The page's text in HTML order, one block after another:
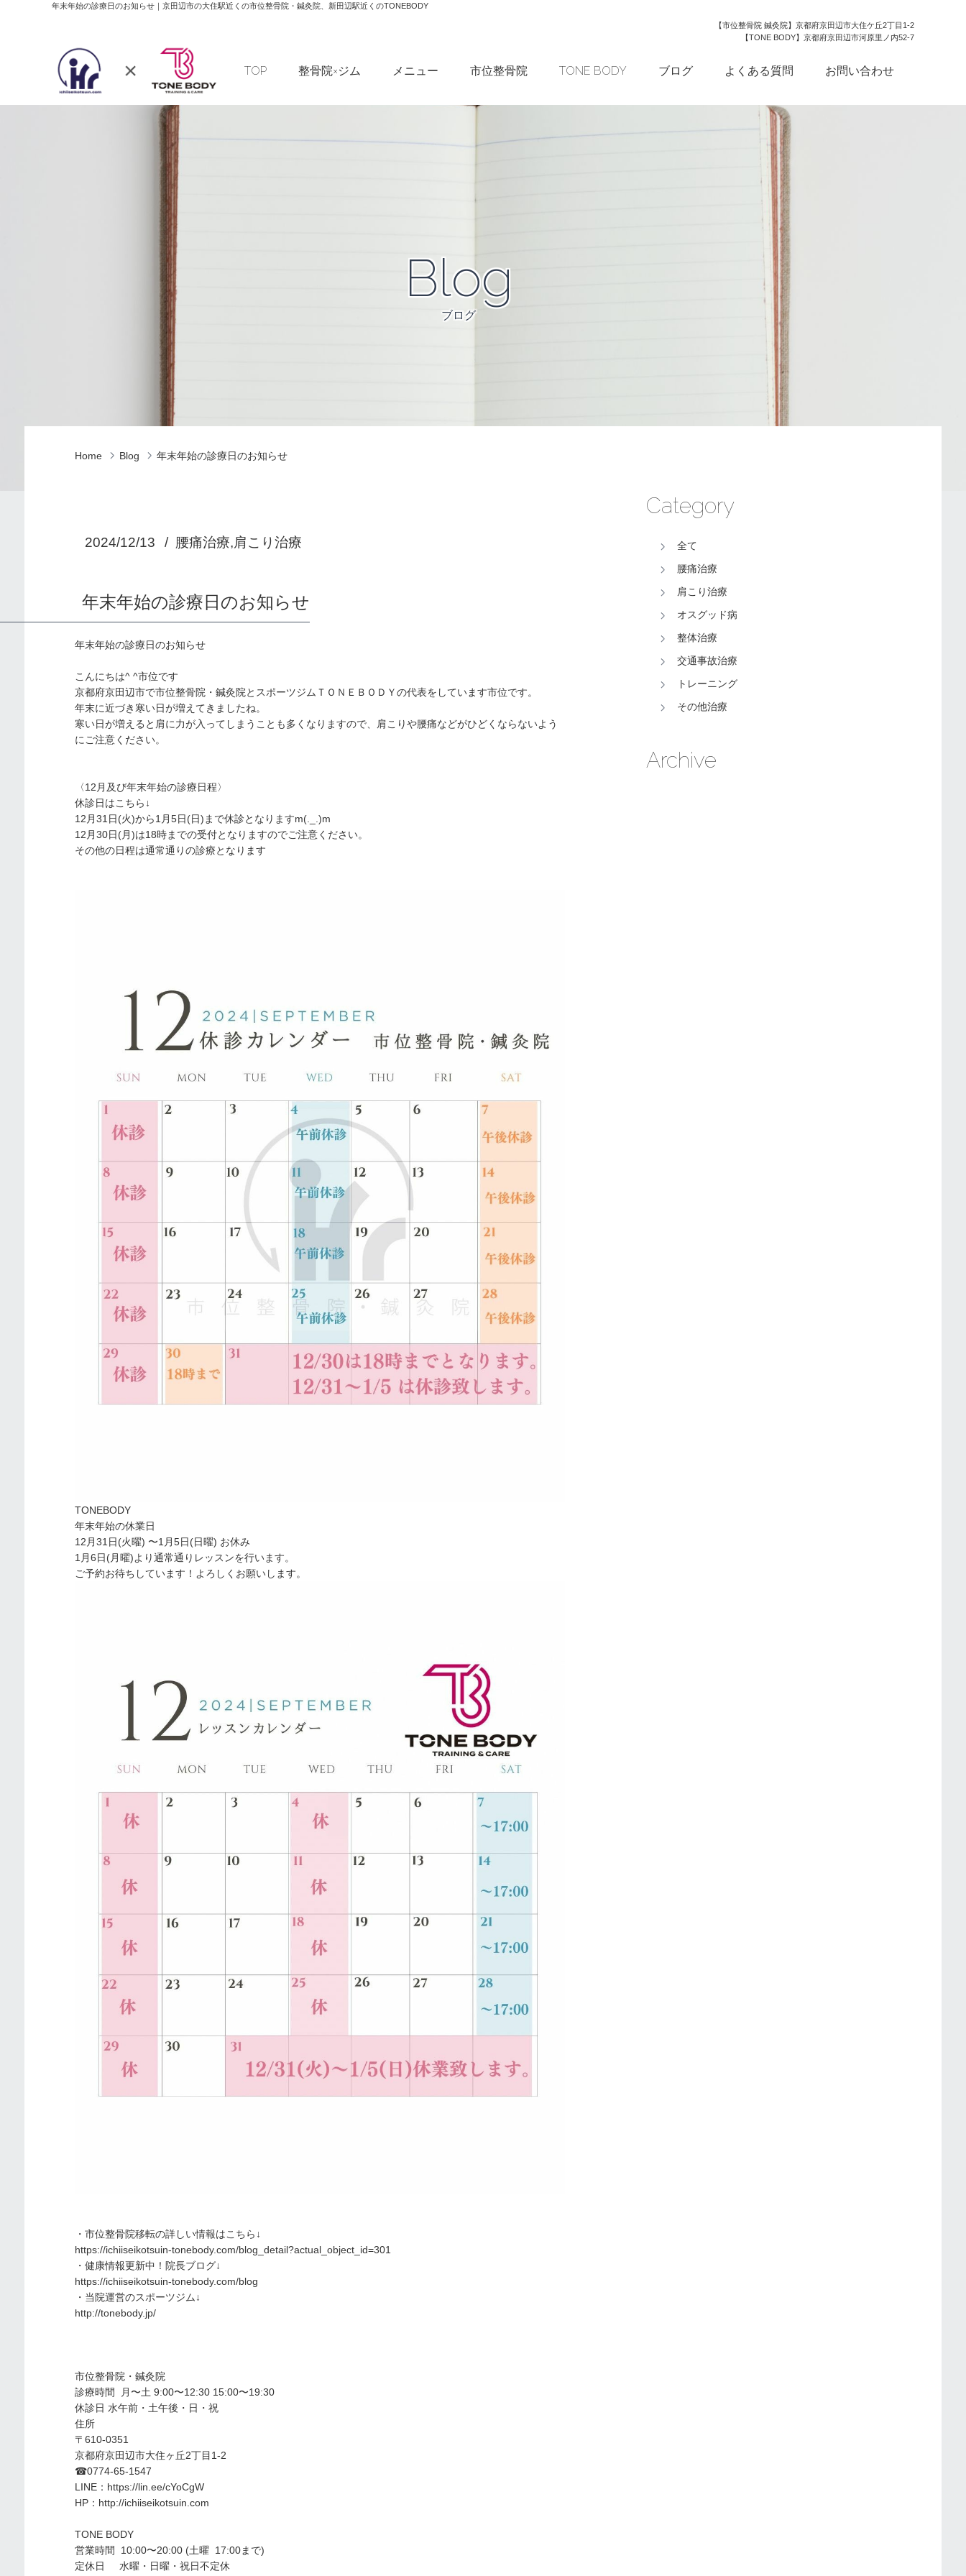
年末年始の診療日のお知らせ｜京田辺市の大住駅近くの市位整骨院・鍼灸院、新田辺駅近くのTONEBODY
【市位整骨院 鍼灸院】京都府京田辺市大住ケ丘2丁目1-2
【TONE BODY】京都府京田辺市河原里ノ内52-7
TOP 整骨院×ジム メニュー 市位整骨院 TONE BODY ブログ よくある質問 お問い合わせ
Blog
ブログ
Home Blog 年末年始の診療日のお知らせ
2024/12/13 腰痛治療,肩こり治療
年末年始の診療日のお知らせ
年末年始の診療日のお知らせ
こんにちは^ ^市位です
京都府京田辺市で市位整骨院・鍼灸院とスポーツジムＴＯＮＥＢＯＤＹの代表をしています市位です。
年末に近づき寒い日が増えてきましたね。
寒い日が増えると肩に力が入ってしまうことも多くなりますので、肩こりや腰痛などがひどくならないよう
にご注意ください。
〈12月及び年末年始の診療日程〉
休診日はこちら↓
12月31日(火)から1月5日(日)まで休診となりますm(._.)m
12月30日(月)は18時までの受付となりますのでご注意ください。
その他の日程は通常通りの診療となります
TONEBODY
年末年始の休業日
12月31日(火曜) 〜1月5日(日曜) お休み
1月6日(月曜)より通常通りレッスンを行います。
ご予約お待ちしています！よろしくお願いします。
・市位整骨院移転の詳しい情報はこちら↓
https://ichiiseikotsuin-tonebody.com/blog_detail?actual_object_id=301
・健康情報更新中！院長ブログ↓
https://ichiiseikotsuin-tonebody.com/blog
・当院運営のスポーツジム↓
http://tonebody.jp/
市位整骨院・鍼灸院
診療時間 月〜土 9:00〜12:30 15:00〜19:30
休診日 水午前・土午後・日・祝
住所
〒610-0351
京都府京田辺市大住ヶ丘2丁目1-2
☎︎0774-65-1547
LINE：https://lin.ee/cYoCgW
HP：http://ichiiseikotsuin.com
TONE BODY
営業時間 10:00〜20:00 (土曜 17:00まで)
定休日 水曜・日曜・祝日不定休
Category
全て
腰痛治療
肩こり治療
オスグッド病
整体治療
交通事故治療
トレーニング
その他治療
Archive